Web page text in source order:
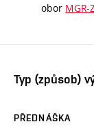
obor MGR-
Typ (způsob)
PŘEDNÁŠKA